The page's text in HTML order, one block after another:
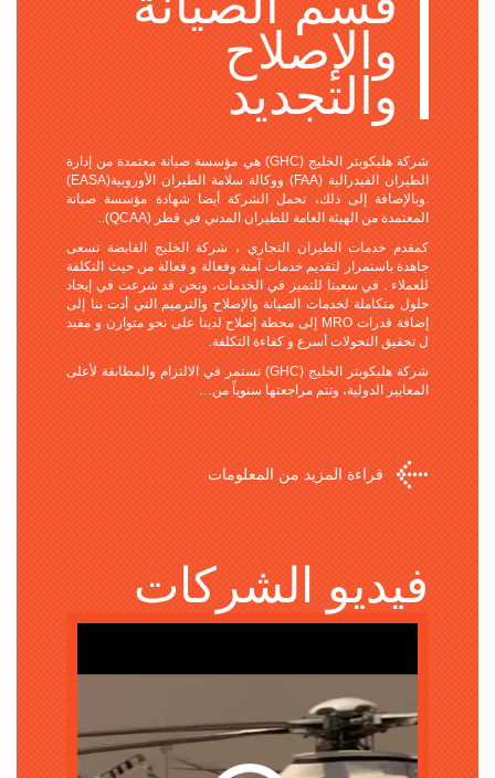
والإصلاح
والتجديد
شركة هليكوبتر الخليج (GHC) هي مؤسسة صيانة معتمدة من إدارة
الطيران الفيدرالية (FAA) ووكالة سلامة الطيران الأوروبية(EASA)
.وبالإضافة إلى ذلك، تحمل الشركة أيضا شهادة مؤسسة صيانة
المعتمدة من الهيئة العامة للطيران المدني في قطر (QCAA)..
كمقدم خدمات الطيران التجاري ، شركة الخليج القابضة تسعى
جاهدة باستمرار لتقديم خدمات آمنة وفعالة و فعالة من حيث التكلفة
للعملاء . في سعينا للتميز في الخدمات، ونحن قد شرعت في إيجاد
حلول متكاملة لخدمات الصيانة والإصلاح والترميم التي أدت بنا إلى
إضافة قدرات MRO إلى محطة إصلاح لدينا على نحو متوازن و مفيد
ل تحقيق التحولات أسرع و كفاءة التكلفة.
شركة هليكوبتر الخليج (GHC) تستمر في الالتزام والمطابقة لأعلى
المعايير الدولية، وتتم مراجعتها سنوياً من…
قراءة المزيد من المعلومات
فيديو الشركات